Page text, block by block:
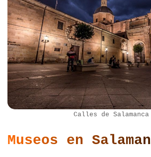
Calles de Salamanca
Museos en